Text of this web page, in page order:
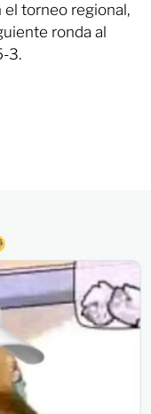
el torneo regional,
ronda al
3.